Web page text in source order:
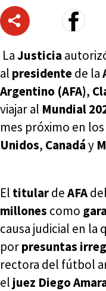
LaJusticia
al presidentede la
Argentino (AFA),
viajar al Mundial
mes próximo en los
Unidos, Canadáy
El titulardeAFA
millones como
causa judicial en la
porpresuntas
rectora del fútbol
el juez Diego